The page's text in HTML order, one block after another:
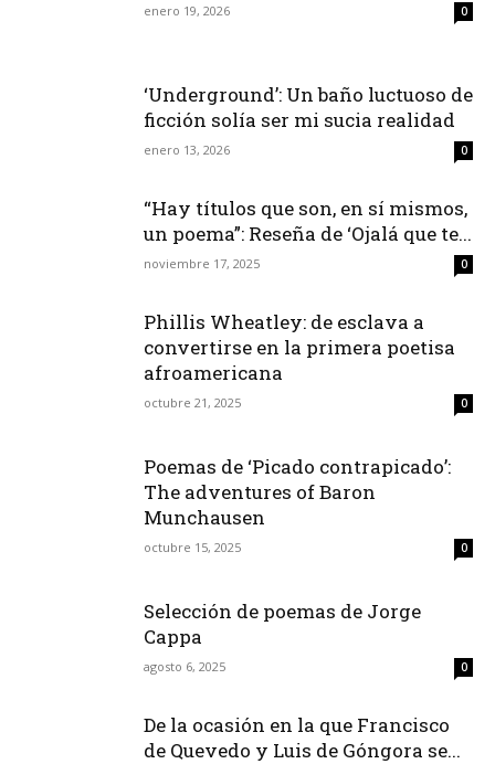
enero 19, 2026 0
‘Underground’: Un baño luctuoso de
ficción solía ser mi sucia realidad
enero 13, 2026 0
“Hay títulos que son, en sí mismos,
un poema”: Reseña de ‘Ojalá que te...
noviembre 17, 2025 0
Phillis Wheatley: de esclava a
convertirse en la primera poetisa
afroamericana
octubre 21, 2025 0
Poemas de ‘Picado contrapicado’:
The adventures of Baron
Munchausen
octubre 15, 2025 0
Selección de poemas de Jorge
Cappa
agosto 6, 2025 0
De la ocasión en la que Francisco
de Quevedo y Luis de Góngora se...